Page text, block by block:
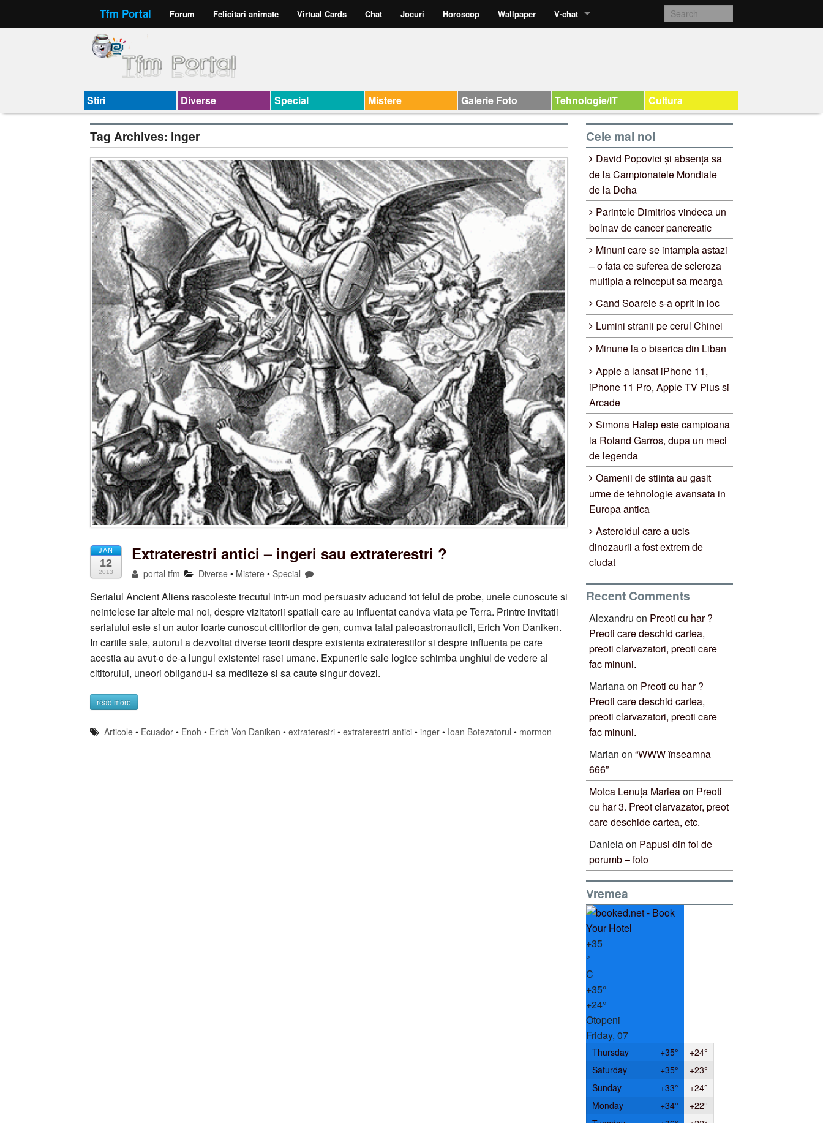
Tfm Portal Forum Felicitari animate Virtual Cards Chat Jocuri Horoscop Wallpaper V-chat
Stiri Diverse Special Mistere Galerie Foto Tehnologie/IT Cultura
Tag Archives: inger
JAN
12
2013
Extraterestri antici – ingeri sau extraterestri ?
portal tfm Diverse • Mistere •Special
Serialul Ancient Aliens rascoleste trecutul intr-un mod persuasiv aducand tot felul de probe, unele cunoscute si
neintelese iar altele mai noi, despre vizitatorii spatiali care au influentat candva viata pe Terra. Printre invitatii
serialului este si un autor foarte cunoscut cititorilor de gen, cumva tatal paleoastronauticii, Erich Von Daniken.
In cartile sale, autorul a dezvoltat diverse teorii despre existenta extraterestilor si despre influenta pe care
acestia au avut-o de-a lungul existentei rasei umane. Expunerile sale logice schimba unghiul de vedere al
cititorului, uneori obligandu-l sa mediteze si sa caute singur dovezi.
read more
Articole • Ecuador • Enoh • Erich Von Daniken •extraterestri •extraterestri antici •inger • Ioan Botezatorul • mormon
Cele mai noi
David Popovici și absența sa
de la Campionatele Mondiale
de la Doha
Parintele Dimitrios vindeca un
bolnav de cancer pancreatic
Minuni care se intampla astazi
– o fata ce suferea de scleroza
multipla a reinceput sa mearga
Cand Soarele s-a oprit in loc
Lumini stranii pe cerul Chinei
Minune la o biserica din Liban
Apple a lansat iPhone 11,
iPhone 11 Pro, Apple TV Plus si
Arcade
Simona Halep este campioana
la Roland Garros, dupa un meci
de legenda
Oamenii de stiinta au gasit
urme de tehnologie avansata in
Europa antica
Asteroidul care a ucis
dinozaurii a fost extrem de
ciudat
Recent Comments
Alexandru on Preoti cu har ?
Preoti care deschid cartea,
preoti clarvazatori, preoti care
fac minuni.
Marianaon Preoti cu har ?
Preoti care deschid cartea,
preoti clarvazatori, preoti care
fac minuni.
Marian on “WWW înseamna
666”
Motca Lenuța Marieaon Preoti
cu har 3. Preot clarvazator, preot
care deschide cartea, etc.
Danielaon Papusi din foi de
porumb – foto
Vremea
+35
°
C
+35°
+24°
Otopeni
Friday, 07
Thursday +35° +24°
Saturday
+35° +23°
Sunday
+33° +24°
Monday
+34° +22°